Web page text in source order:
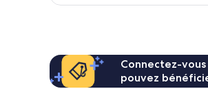
Connectez-
pouvez